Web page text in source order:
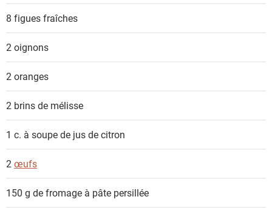
t
8 figues fraîches
2 oignons
2 oranges
2 brinsde mélisse
1 c. à soupede jus de citron
2 œufs
150 g de fromage à pâte persillée